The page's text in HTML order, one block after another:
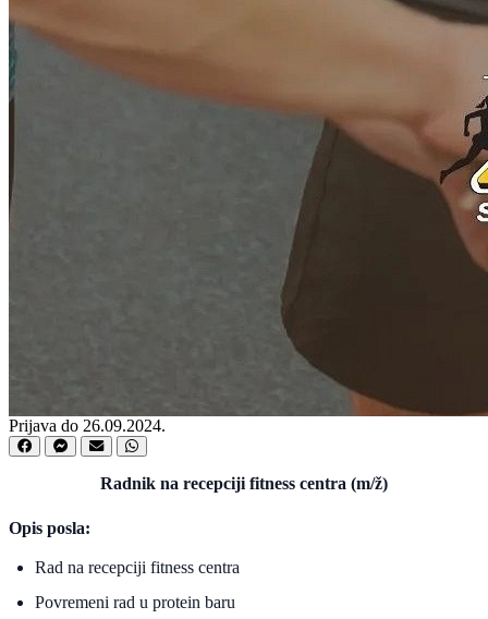
Prijava do 26.09.2024.
Radnik na recepciji fitness centra (m/ž)
Opis posla:
Rad na recepciji fitness centra
Povremeni rad u protein baru